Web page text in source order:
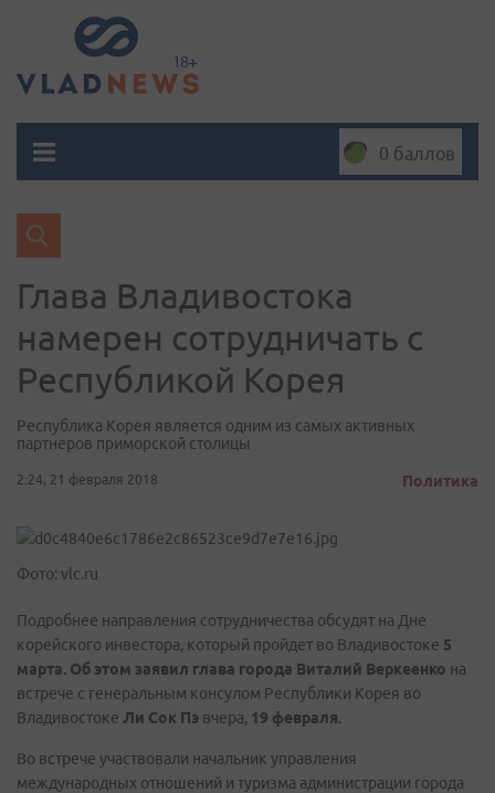
0 баллов
Глава Владивостока
намерен сотрудничать с
Республикой Корея
Республика Корея является одним из самых активных
партнеров приморской столицы
2:24, 21 февраля 2018 Политика
Фото: vlc.ru
Подробнее направления сотрудничества обсудят на Дне
корейского инвестора, который пройдет во Владивостоке 5
марта. Об этом заявил глава города Виталий Веркеенко на
встрече с генеральным консулом Республики Корея во
Владивостоке Ли Сок Пэ вчера, 19 февраля.
Во встрече участвовали начальник управления
международных отношений и туризма администрации города